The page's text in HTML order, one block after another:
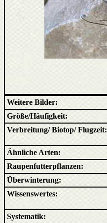
Weitere Bilder:
Größe/Häufigkeit:
Verbreitung/ Biotop/ Flugzeit:
Ähnliche Arten:
Raupenfutterpflanzen:
Überwinterung:
Wissenswertes:
Systematik: